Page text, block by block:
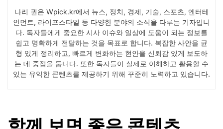
나리 권은 Wpick.kr에서 뉴스, 정치, 경제, 기술, 스포츠, 엔터테
인먼트, 라이프스타일 등 다양한 분야의 소식을 다루는 기자입니
다. 독자들에게 중요한 시사 이슈와 일상에 도움이 되는 정보를
쉽고 명확하게 전달하는 것을 목표로 합니다. 복잡한 사안을 균
형 있게 정리하고, 빠르게 변화하는 현안을 신뢰감 있게 보도하
는 데 중점을 둡니다. 또한 독자들이 실제로 이해하고 활용할 수
있는 유익한 콘텐츠를 제공하기 위해 꾸준히 노력하고 있습니다.